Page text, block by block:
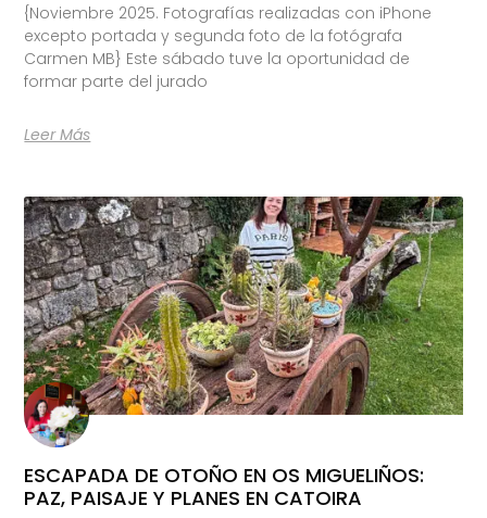
{Noviembre 2025. Fotografías realizadas con iPhone
excepto portada y segunda foto de la fotógrafa
Carmen MB} Este sábado tuve la oportunidad de
formar parte del jurado
Leer Más
ESCAPADA DE OTOÑO EN OS MIGUELIÑOS:
PAZ, PAISAJE Y PLANES EN CATOIRA